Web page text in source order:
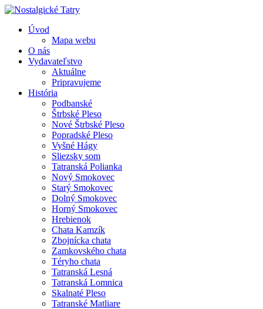
Úvod
Mapa webu
O nás
Vydavateľstvo
Aktuálne
Pripravujeme
História
Podbanské
Štrbské Pleso
Nové Štrbské Pleso
Popradské Pleso
Vyšné Hágy
Sliezsky som
Tatranská Polianka
Nový Smokovec
Starý Smokovec
Dolný Smokovec
Horný Smokovec
Hrebienok
Chata Kamzík
Zbojnícka chata
Zamkovského chata
Téryho chata
Tatranská Lesná
Tatranská Lomnica
Skalnaté Pleso
Tatranské Matliare